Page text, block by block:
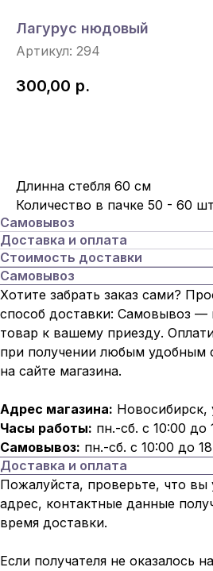
Лагурус нюдовый
Артикул: 294
300,00 р.
Длинна стебля 60 см
Количество в пачке 50 - 60 шт
Самовывоз
Доставка и оплата
Стоимость доставки
Самовывоз
Хотите забрать заказ сами?
способ доставки: Самовывоз
товар к вашему приезду.
при получении любым удобным
на сайте магазина.
Адрес магазина: Новосибирск,
Часы работы: пн.-сб. с 10:00 до
Самовывоз: пн.-сб. с 10:00 до
Доставка и оплата
Пожалуйста, проверьте, что вы
адрес, контактные данные
время доставки.
Если получателя не оказалось